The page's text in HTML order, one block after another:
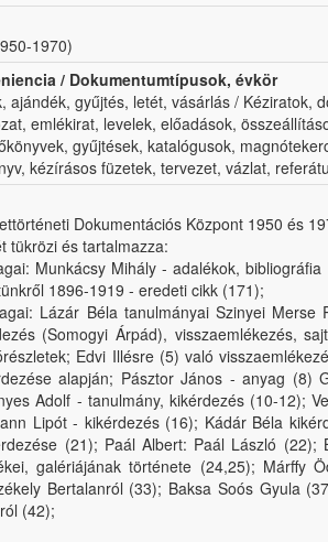
1970)
/ Dokumentumtípusok, évkör
ajándék, gyűjtés, letét, vásárlás / Kéziratok,
emlékirat, levelek, előadások,
gyűjtések, katalógusok,
kézírásos füzetek, tervezet, vázlat,
Dokumentációs Központ 1950 és
tükrözi és tartalmazza:
Munkácsy Mihály - adalékok,
1896-1919 - eredeti cikk (171);
Lázár Béla tanulmányai Szinyei
(Somogyi Árpád), visszaemlékezés,
Edvi Illésre (5) való
alapján; Pásztor János - anyag (8)
Adolf - tanulmány, kikérdezés (10-12);
Lipót - kikérdezés (16); Kádár Béla
(21); Paál Albert: Paál László
galériájának története (24,25); Márffy
Bertalanról (33); Baksa Soós Gyula
(42);